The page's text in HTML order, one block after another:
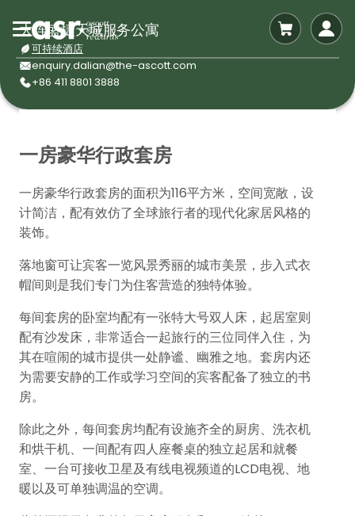
大连盛捷天城服务公寓
可持续酒店
enquiry.dalian@the-ascott.com
+86 411 8801 3888
一房豪华行政套房
一房豪华行政套房的面积为116平方米，空间宽敞，设
计简洁，配有效仿了全球旅行者的现代化家居风格的
装饰。
落地窗可让宾客一览风景秀丽的城市美景，步入式衣
帽间则是我们专门为住客营造的独特体验。
每间套房的卧室均配有一张特大号双人床，起居室则
配有沙发床，非常适合一起旅行的三位同伴入住，为
其在喧闹的城市提供一处静谧、幽雅之地。套房内还
为需要安静的工作或学习空间的宾客配备了独立的书
房。
除此之外，每间套房均配有设施齐全的厨房、洗衣机
和烘干机、一间配有四人座餐桌的独立起居和就餐
室、一台可接收卫星及有线电视频道的LCD电视、地
暖以及可单独调温的空调。